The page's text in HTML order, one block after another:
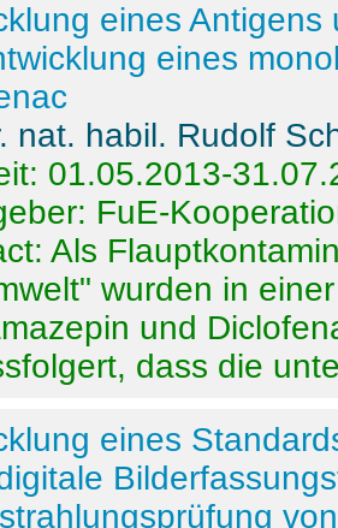
eines
eines
nat. habil. Rudolf
01.05.2013-
FuE-
Als
wurden in
und
dass die
eines